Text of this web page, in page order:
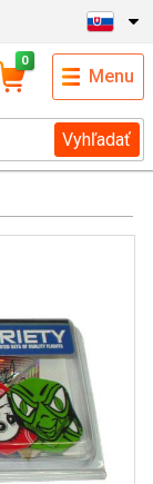
Vyhľadať
0
Menu